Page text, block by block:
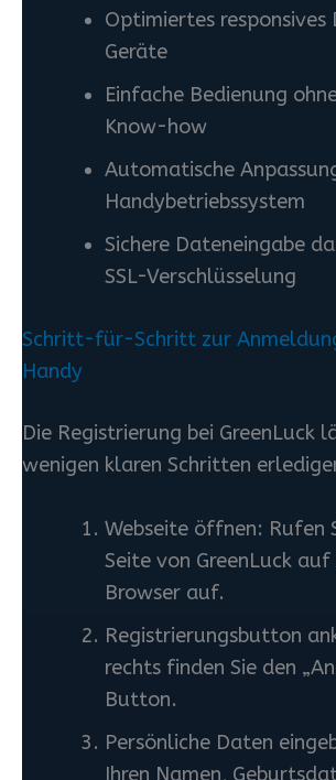
Optimiertes
Geräte
Einfache Bedienung
Know-how
Automatische
Handybetriebssystem
Sichere Dateneingabe
SSL-Verschlüsselung
Schritt-für-Schritt zur
Handy
Die Registrierung bei GreenLuck
wenigen klaren Schritten
Webseite öffnen: Rufen
Seite von GreenLuck
Browser auf.
Registrierungsbutton
rechts finden Sie den
Button.
Persönliche Daten
Ihren Namen,